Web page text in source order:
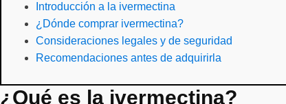
Introducción a la ivermectina
¿Dónde comprar ivermectina?
Consideraciones legales y de seguridad
Recomendaciones antes de adquirirla
¿Qué es la ivermectina?